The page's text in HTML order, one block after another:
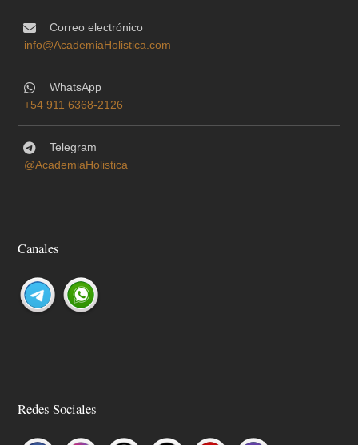
Correo electrónico
info@AcademiaHolistica.com
WhatsApp
+54 911 6368-2126
Telegram
@AcademiaHolistica
Canales
Redes Sociales